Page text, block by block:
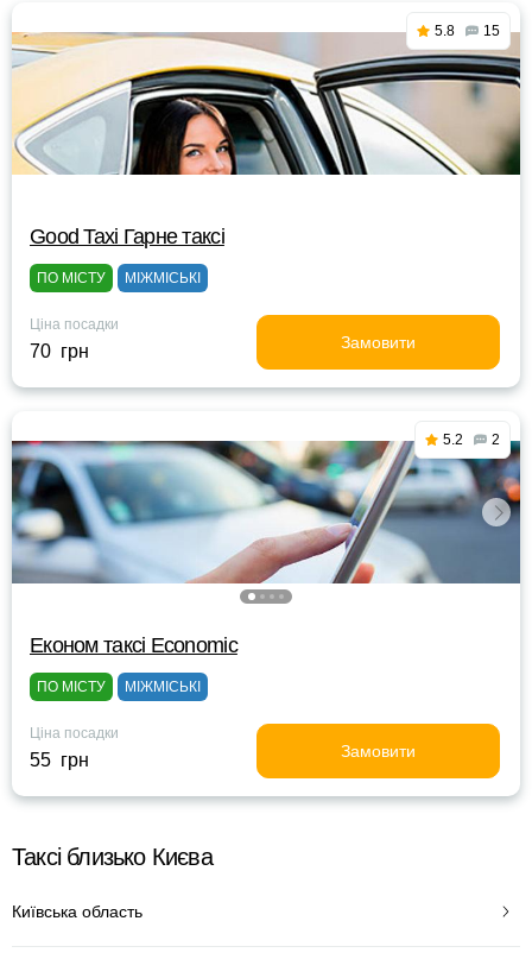
5.8 15
Good Taxi Гарне таксi
ПО МІСТУ МІЖМІСЬКІ
Ціна посадки
70 грн Замовити
5.2 2
Eконом таксі Economic
ПО МІСТУ МІЖМІСЬКІ
Ціна посадки
55 грн Замовити
Таксі близько Києва
Київська область